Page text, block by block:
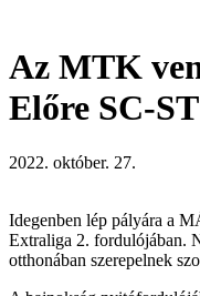
Az MTK
Előre SC-
2022. október. 27.
Idegenben lép pályára a
Extraliga 2. fordulójában.
otthonában szerepelnek